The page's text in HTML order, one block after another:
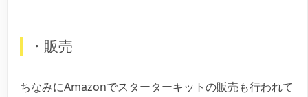
・販売
ちなみにAmazonでスターターキットの販売も行われて